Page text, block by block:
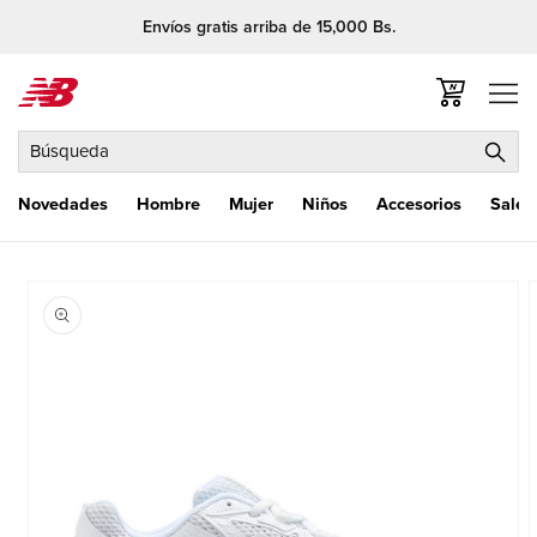
Envíos gratis arriba de 15,000 Bs.
Novedades Hombre Mujer Niños Accesorios Sale
Búsqueda
Carrito
a la
información